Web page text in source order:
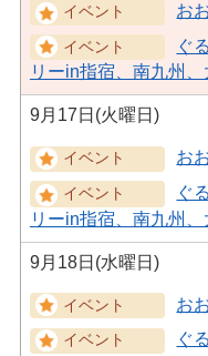
お
ぐ
リーin指宿、南九州、
9月17日(火曜日)
お
ぐ
リーin指宿、南九州、
9月18日(水曜日)
お
ぐ